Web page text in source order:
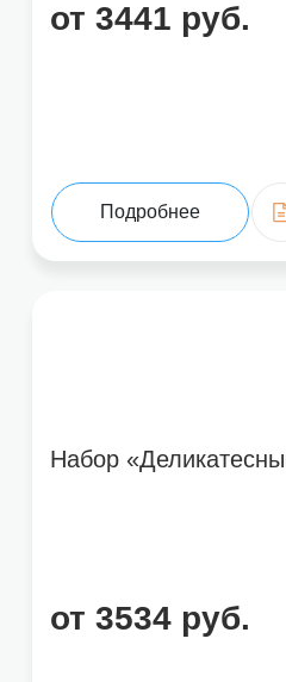
от 3441 руб.
Подробнее
Набор
от 3534 руб.